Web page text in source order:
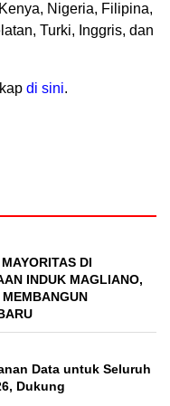
Nigeria, Filipina,
Turki, Inggris, dan
di sini.
DI
INDUK MAGLIANO,
Data untuk Seluruh
Dukung